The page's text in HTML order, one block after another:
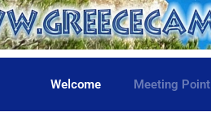
Welcome Meeting Point